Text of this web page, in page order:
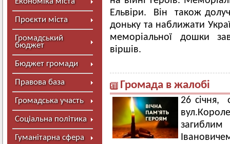
Проєкти міста
Громадський
бюджет
Бюджет громади
Правова база
Громадська участь
Соціальна політика
Гуманітарна сфера
Ельвіри. Він також
доньку та наближати
меморіальної дошки
віршів.
Громада в жалобі
26